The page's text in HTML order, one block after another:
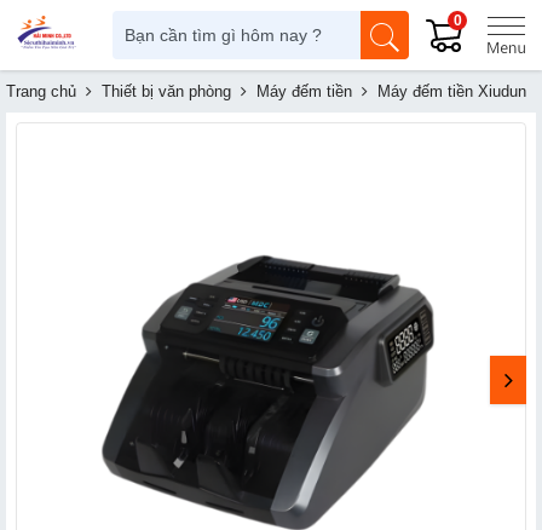
0
Trang chủ Thiết bị văn phòng Máy đếm tiền Máy đếm tiền Xiudun